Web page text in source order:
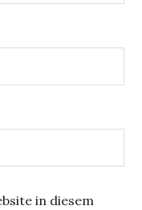
in diesem